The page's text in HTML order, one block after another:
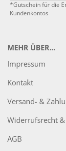
*Gutschein für die
Kundenkontos
MEHR ÜBER...
Impressum
Kontakt
Versand- &
Widerrufsrecht
AGB